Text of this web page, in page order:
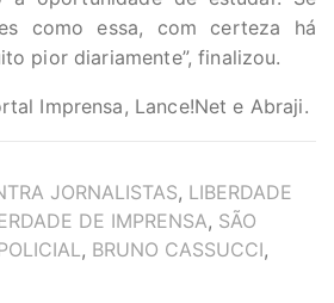
como essa, com certeza há
pior diariamente”, finalizou.
Imprensa, Lance!Net e Abraji.
JORNALISTAS, LIBERDADE
DE IMPRENSA, SÃO
, BRUNO CASSUCCI,